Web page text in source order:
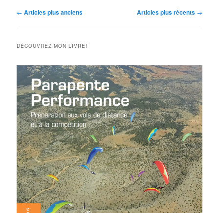
Navigation
articles
← Articles plus anciens Articles plus récents →
DÉCOUVREZ MON LIVRE!